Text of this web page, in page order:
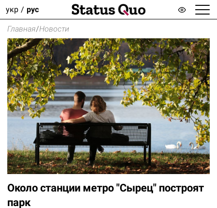
укр рус
Главная/Новости
Около станции метро "Сырец" построят
парк